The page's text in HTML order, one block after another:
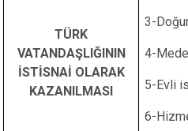
TÜRK
VATANDAŞLIĞININ
İSTİSNAİ OLARAK
KAZANILMASI
3-
4-
5-Evli
6-